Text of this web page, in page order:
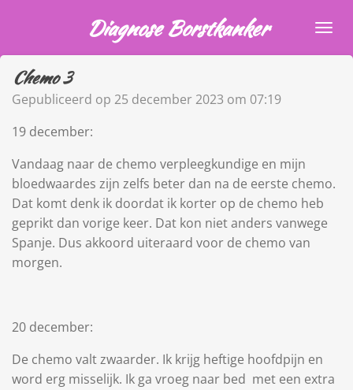
naar
de
hoofdinhoud
Diagnose Borstkanker
Chemo 3
Gepubliceerd op 25 december 2023 om 07:19
19 december:
Vandaag naar de chemo verpleegkundige en mijn
bloedwaardes zijn zelfs beter dan na de eerste chemo.
Dat komt denk ik doordat ik korter op de chemo heb
geprikt dan vorige keer. Dat kon niet anders vanwege
Spanje. Dus akkoord uiteraard voor de chemo van
morgen.
20 december:
De chemo valt zwaarder. Ik krijg heftige hoofdpijn en
word erg misselijk. Ik ga vroeg naar bed met een extra